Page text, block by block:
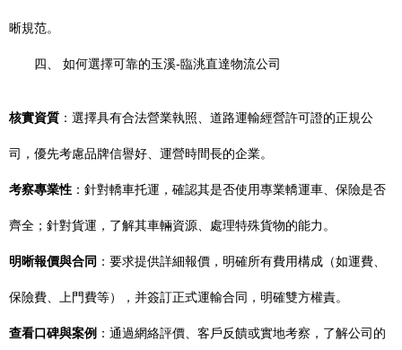
晰規范。
四、 如何選擇可靠的玉溪-臨洮直達物流公司
核實資質 ：選擇具有合法營業執照、道路運輸經營許可證的正規公
司，優先考慮品牌信譽好、運營時間長的企業。
考察專業性 ：針對轎車托運，確認其是否使用專業轎運車、保險是否
齊全；針對貨運，了解其車輛資源、處理特殊貨物的能力。
明晰報價與合同 ：要求提供詳細報價，明確所有費用構成（如運費、
保險費、上門費等），并簽訂正式運輸合同，明確雙方權責。
查看口碑與案例 ：通過網絡評價、客戶反饋或實地考察，了解公司的